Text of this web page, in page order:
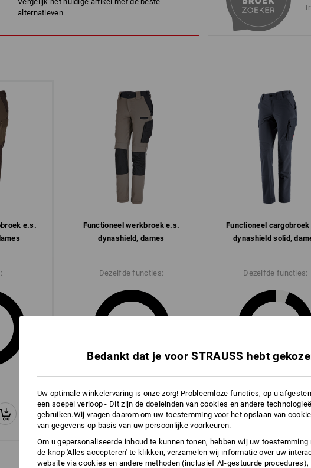
Machinewas 40°C
Niet in de droger drogen
Personalisatie:
Logoservice
alternatieven
e.s.​
Functioneel ­werkbroek e.s.​
dynashield, dames
Functioneel
dynashield solid,
Dezelfde functies: Dezelfde functies:
Bedankt dat je voor STRAUSS hebt
Uw optimale winkelervaring is onze zorg! Probleemloze functies, op u
een soepel verloop - Dit zijn de doeleinden van cookies en andere
gebruiken.Wij vragen daarom om uw toestemming voor het opslaan van
van gegevens op basis van uw persoonlijke voorkeuren.
Om u gepersonaliseerde inhoud te kunnen tonen, hebben wij uw toestemming
de knop 'Alles accepteren' te klikken, verzamelen wij informatie over uw
website via cookies en andere methoden (inclusief AI-gestuurde procedures),